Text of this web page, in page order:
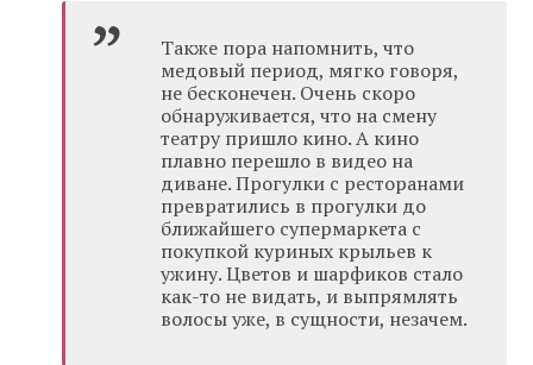
Также пора напомнить, что
медовый период, мягко говоря,
не бесконечен. Очень скоро
обнаруживается, что на смену
театру пришло кино. А кино
плавно перешло в видео на
диване. Прогулки с ресторанами
превратились в прогулки до
ближайшего супермаркета с
покупкой куриных крыльев к
ужину. Цветов и шарфиков стало
как-то не видать, и выпрямлять
волосы уже, в сущности, незачем.